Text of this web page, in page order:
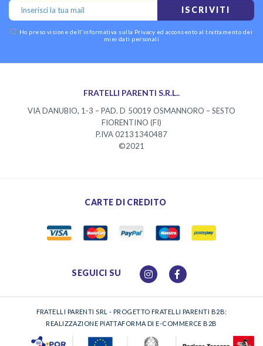
ISCRIVITI
Ho preso visione dell'informativa sulla Privacy ed acconsento al trattamento dei
miei dati personali
FRATELLI PARENTI S.R.L..
VIA DANUBIO, 1-3 – PAD. D 50019 OSMANNORO – SESTO
FIORENTINO (FI)
P.IVA 02131340487
©2021
CARTE DI CREDITO
SEGUICI SU
FRATELLI PARENTI SRL - PROGETTO FRATELLI PARENTI B2B:
REALIZZAZIONE PIATTAFORMA DI E-COMMERCE B2B